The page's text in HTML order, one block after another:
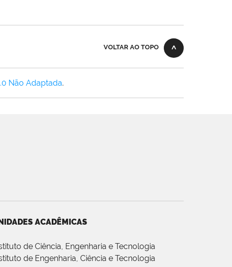
VOLTAR AO TOPO
Não Adaptada.
ACADÊMICAS
de Ciência, Engenharia e Tecnologia
de Engenharia, Ciência e Tecnologia